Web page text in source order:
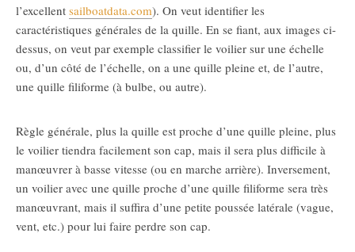
l’excellent sailboatdata.com). On veut identifier les
caractéristiques générales de la quille. En se fiant, aux images ci-
dessus, on veut par exemple classifier le voilier sur une échelle
ou, d’un côté de l’échelle, on a une quille pleine et, de l’autre,
une quille filiforme (à bulbe, ou autre).
Règle générale, plus la quille est proche d’une quille pleine, plus
le voilier tiendra facilement son cap, mais il sera plus difficile à
manœuvrer à basse vitesse (ou en marche arrière). Inversement,
un voilier avec une quille proche d’une quille filiforme sera très
manœuvrant, mais il suffira d’une petite poussée latérale (vague,
vent, etc.) pour lui faire perdre son cap.